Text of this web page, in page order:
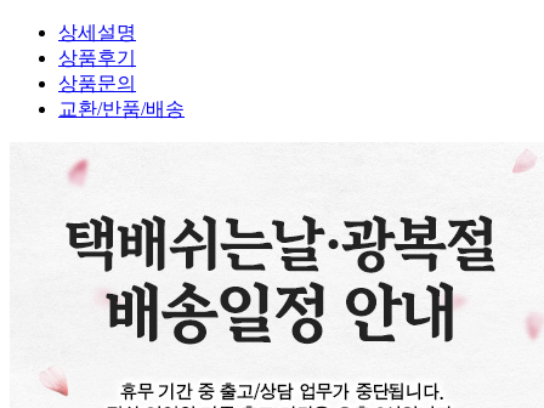
상세설명
상품후기
상품문의
교환/반품/배송